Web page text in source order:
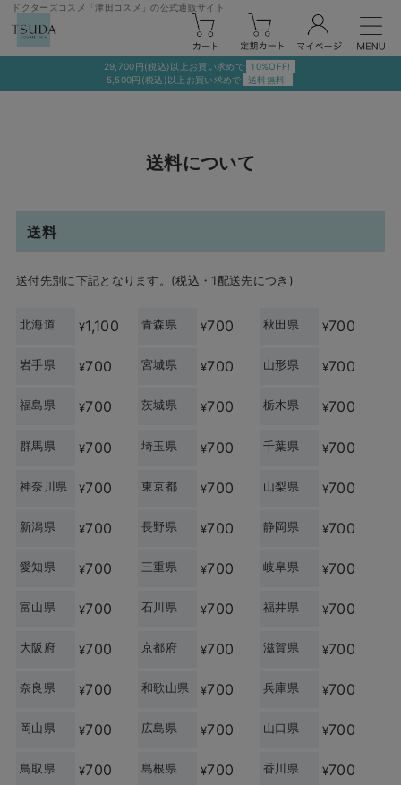
ドクターズコスメ「津田コスメ」の公式通販サイト
29,700円(税込)以上お買い求めで
10%OFF!
5,500円(税込)以上お買い求めで
送料無料!
送料について
送料
送付先別に下記となります。(税込・1配送先につき)
北海道 ¥1,100 青森県 ¥700 秋田県 ¥700
岩手県 ¥700 宮城県 ¥700 山形県 ¥700
福島県 ¥700 茨城県 ¥700 栃木県 ¥700
群馬県 ¥700 埼玉県 ¥700 千葉県 ¥700
神奈川県 ¥700 東京都 ¥700 山梨県 ¥700
新潟県 ¥700 長野県 ¥700 静岡県 ¥700
愛知県 ¥700 三重県 ¥700 岐阜県 ¥700
富山県 ¥700 石川県 ¥700 福井県 ¥700
大阪府 ¥700 京都府 ¥700 滋賀県 ¥700
奈良県 ¥700 和歌山県 ¥700 兵庫県 ¥700
岡山県 ¥700 広島県 ¥700 山口県 ¥700
鳥取県 ¥700 島根県 ¥700 香川県 ¥700